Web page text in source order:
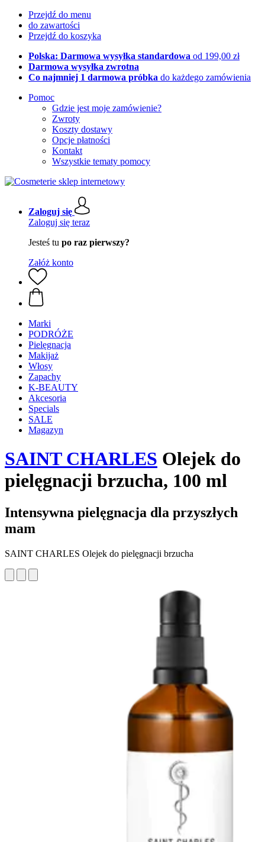
Przejdź do menu
do zawartości
Przejdź do koszyka
Polska: Darmowa wysyłka standardowa od 199,00 zł
Darmowa wysyłka zwrotna
Co najmniej 1 darmowa próbka do każdego zamówienia
Pomoc
Gdzie jest moje zamówienie?
Zwroty
Koszty dostawy
Opcje płatności
Kontakt
Wszystkie tematy pomocy
Zaloguj się
Zaloguj się teraz
Jesteś tu po raz pierwszy?
Załóż konto
Marki
PODRÓŻE
Pielęgnacja
Makijaż
Włosy
Zapachy
K-BEAUTY
Akcesoria
Specials
SALE
Magazyn
SAINT CHARLES Olejek do
pielęgnacji brzucha, 100 ml
Intensywna pielęgnacja dla przyszłych
mam
SAINT CHARLES Olejek do pielęgnacji brzucha